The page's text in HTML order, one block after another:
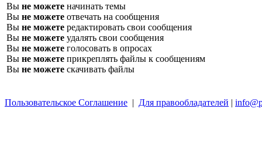
Вы не можете начинать темы
Вы не можете отвечать на сообщения
Вы не можете редактировать свои сообщения
Вы не можете удалять свои сообщения
Вы не можете голосовать в опросах
Вы не можете прикреплять файлы к сообщениям
Вы не можете скачивать файлы
Пользовательское Соглашение | Для правообладателей |